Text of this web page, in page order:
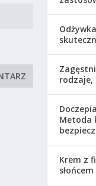
rodzaje,
Metoda
Krem z